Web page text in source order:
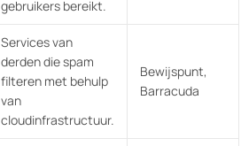
gebruikers bereikt.
Services van
derden die spam
filteren met behulp
van
cloudinfrastructuur.
Bewijspunt,
Barracuda